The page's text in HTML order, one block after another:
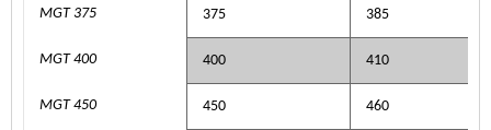
MGT 375 375 385
MGT 400 400 410
MGT 450 450 460